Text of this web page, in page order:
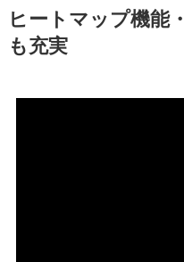
ヒートマップ機能
も充実